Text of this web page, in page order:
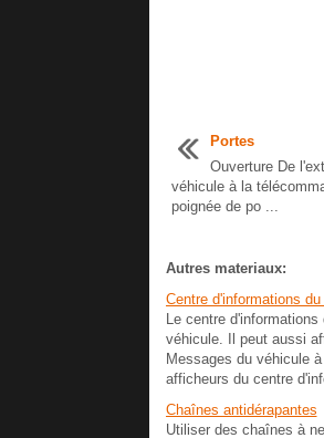
Portes
Ouverture De
véhicule à la
poignée de po ...
Autres materiaux:
Centre d'informations
Le centre
véhicule. Il peut aussi
Messages du véhicule
afficheurs du centre
Chaînes antidérapantes
Utiliser des chaînes à